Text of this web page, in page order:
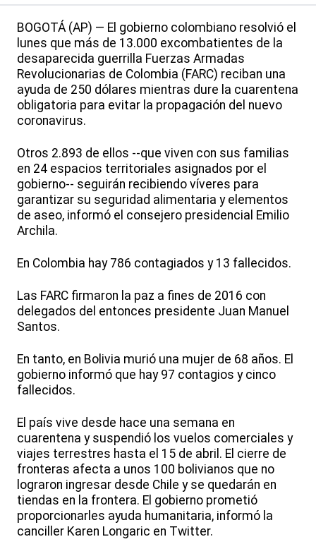
BOGOTÁ (AP) — El gobierno colombiano resolvió el
lunes que más de 13.000 excombatientes de la
desaparecida guerrilla Fuerzas Armadas
Revolucionarias de Colombia (FARC) reciban una
ayuda de 250 dólares mientras dure la cuarentena
obligatoria para evitar la propagación del nuevo
coronavirus.
Otros 2.893 de ellos --que viven con sus familias
en 24 espacios territoriales asignados por el
gobierno-- seguirán recibiendo víveres para
garantizar su seguridad alimentaria y elementos
de aseo, informó el consejero presidencial Emilio
Archila.
En Colombia hay 786 contagiados y 13 fallecidos.
Las FARC firmaron la paz a fines de 2016 con
delegados del entonces presidente Juan Manuel
Santos.
En tanto, en Bolivia murió una mujer de 68 años. El
gobierno informó que hay 97 contagios y cinco
fallecidos.
El país vive desde hace una semana en
cuarentena y suspendió los vuelos comerciales y
viajes terrestres hasta el 15 de abril. El cierre de
fronteras afecta a unos 100 bolivianos que no
lograron ingresar desde Chile y se quedarán en
tiendas en la frontera. El gobierno prometió
proporcionarles ayuda humanitaria, informó la
canciller Karen Longaric en Twitter.